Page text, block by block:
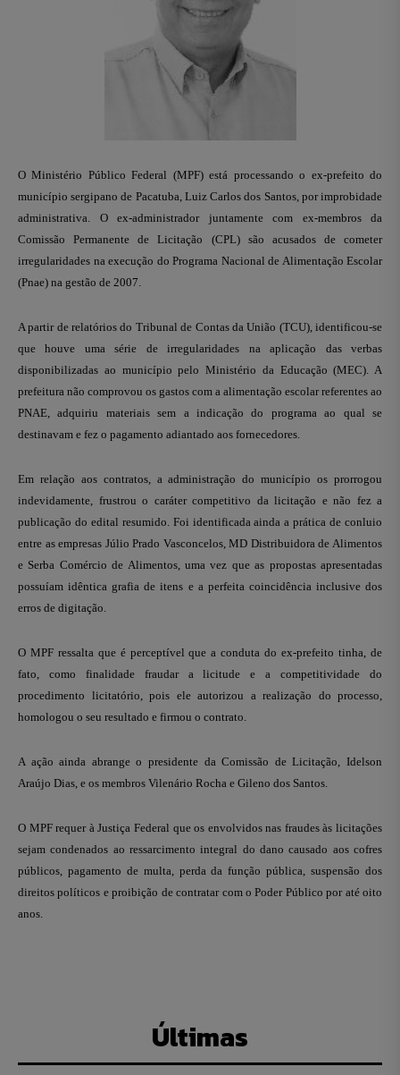
O Ministério Público Federal (MPF) está processando o ex-prefeito do
município sergipano de Pacatuba, Luiz Carlos dos Santos, por improbidade
administrativa. O ex-administrador juntamente com ex-membros da
Comissão Permanente de Licitação (CPL) são acusados de cometer
irregularidades na execução do Programa Nacional de Alimentação Escolar
(Pnae) na gestão de 2007.
A partir de relatórios do Tribunal de Contas da União (TCU), identificou-se
que houve uma série de irregularidades na aplicação das verbas
disponibilizadas ao município pelo Ministério da Educação (MEC). A
prefeitura não comprovou os gastos com a alimentação escolar referentes ao
PNAE, adquiriu materiais sem a indicação do programa ao qual se
destinavam e fez o pagamento adiantado aos fornecedores.
Em relação aos contratos, a administração do município os prorrogou
indevidamente, frustrou o caráter competitivo da licitação e não fez a
publicação do edital resumido. Foi identificada ainda a prática de conluio
entre as empresas Júlio Prado Vasconcelos, MD Distribuidora de Alimentos
e Serba Comércio de Alimentos, uma vez que as propostas apresentadas
possuíam idêntica grafia de itens e a perfeita coincidência inclusive dos
erros de digitação.
O MPF ressalta que é perceptível que a conduta do ex-prefeito tinha, de
fato, como finalidade fraudar a licitude e a competitividade do
procedimento licitatório, pois ele autorizou a realização do processo,
homologou o seu resultado e firmou o contrato.
A ação ainda abrange o presidente da Comissão de Licitação, Idelson
Araújo Dias, e os membros Vilenário Rocha e Gileno dos Santos.
O MPF requer à Justiça Federal que os envolvidos nas fraudes às licitações
sejam condenados ao ressarcimento integral do dano causado aos cofres
públicos, pagamento de multa, perda da função pública, suspensão dos
direitos políticos e proibição de contratar com o Poder Público por até oito
anos.
Últimas